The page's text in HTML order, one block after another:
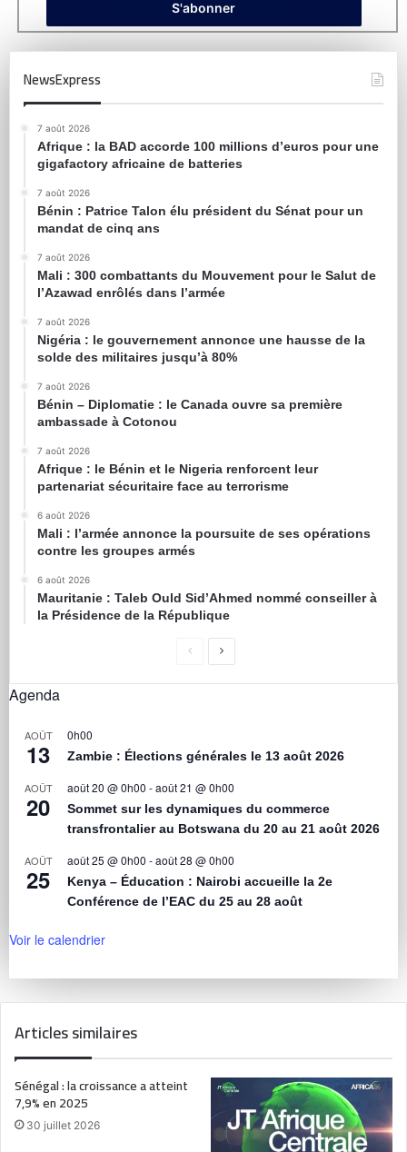
NewsExpress
7 août 2026
Afrique : la BAD accorde 100 millions d’euros pour une
gigafactory africaine de batteries
7 août 2026
Bénin : Patrice Talon élu président du Sénat pour un
mandat de cinq ans
7 août 2026
Mali : 300 combattants du Mouvement pour le Salut de
l’Azawad enrôlés dans l’armée
7 août 2026
Nigéria : le gouvernement annonce une hausse de la
solde des militaires jusqu’à 80%
7 août 2026
Bénin – Diplomatie : le Canada ouvre sa première
ambassade à Cotonou
7 août 2026
Afrique : le Bénin et le Nigeria renforcent leur
partenariat sécuritaire face au terrorisme
6 août 2026
Mali : l’armée annonce la poursuite de ses opérations
contre les groupes armés
6 août 2026
Mauritanie : Taleb Ould Sid’Ahmed nommé conseiller à
la Présidence de la République
Agenda
AOÛT
13
0h00
Zambie : Élections générales le 13 août 2026
AOÛT
20
août 20 @ 0h00 -août 21 @ 0h00
Sommet sur les dynamiques du commerce
transfrontalier au Botswana du 20 au 21 août 2026
AOÛT
25
août 25 @ 0h00 -août 28 @ 0h00
Kenya – Éducation : Nairobi accueille la 2e
Conférence de l’EAC du 25 au 28 août
Voir le calendrier
Articles similaires
Sénégal : la croissance a atteint
7,9% en 2025
30 juillet 2026